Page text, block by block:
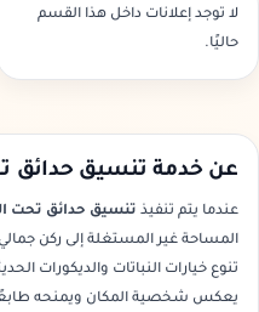
لا توجد إعلانات داخل هذا القسم
حاليًا.
عن خدمة تنسيق حدائق
عندما يتم تنفيذ تنسيق حدائق تحت
المساحة غير المستغلة إلى ركن
تنوع خيارات النباتات والديكورات
يعكس شخصية المكان ويمنحه طابعًا